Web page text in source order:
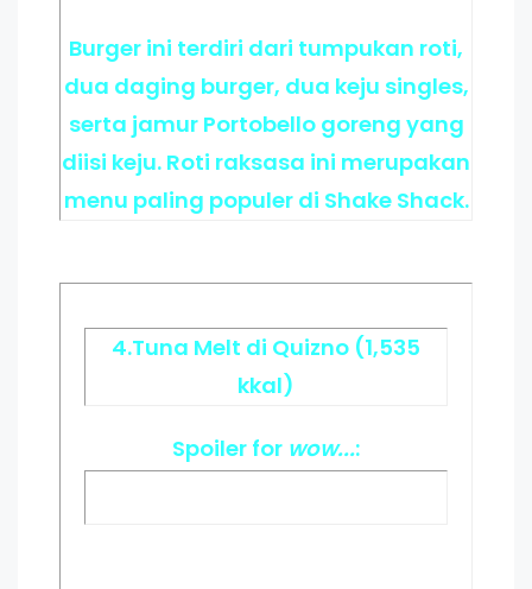
Burger ini terdiri dari tumpukan roti,
dua daging burger, dua keju singles,
serta jamur Portobello goreng yang
diisi keju. Roti raksasa ini merupakan
menu paling populer di Shake Shack.
4.Tuna Melt di Quizno (1,535
kkal)
Spoiler for wow...: